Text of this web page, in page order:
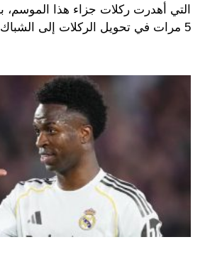
التي أهدرت ركلات جزاء هذا
5 مرات في تحويل الركلات إلى الشباك بكل البطولات.